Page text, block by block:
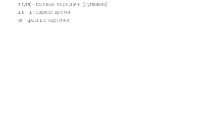
п (угл) - голевые передачи (с углового)
шв - штрафное время
кк - красные карточки